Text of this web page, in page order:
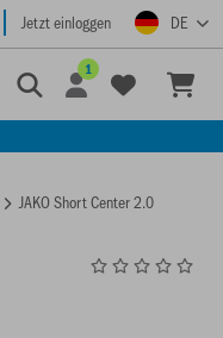
Jetzt einloggen DE
1
JAKO Short Center 2.0